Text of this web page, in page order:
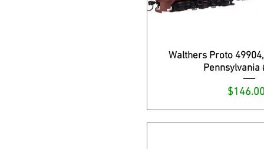
Walthers Proto
Pennsylvania
Precio